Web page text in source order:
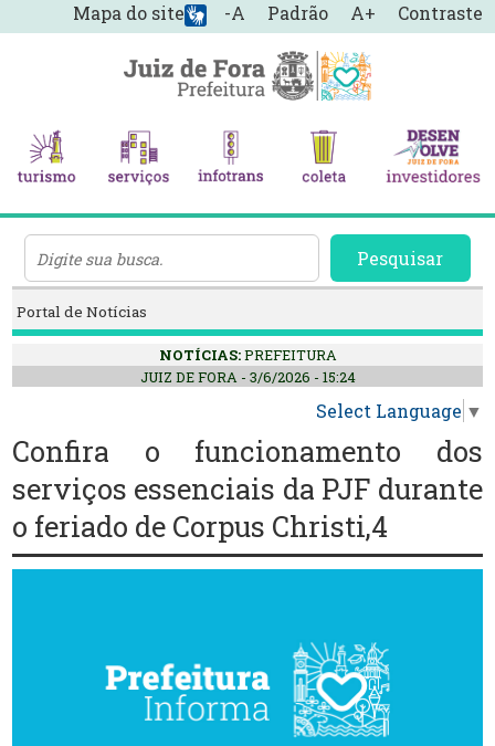
-A Padrão A+ Contraste
Mapa do site
Pesquisar
Portal de Notícias
NOTÍCIAS:PREFEITURA
JUIZ DE FORA - 3/6/2026 - 15:24
Select Language ▼
Confira o funcionamento dos
serviços essenciais da PJF durante
o feriado de Corpus Christi,4